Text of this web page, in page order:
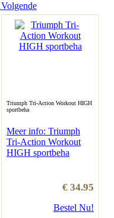
Volgende
Triumph Tri-Action Workout HIGH
sportbeha
Meer info: Triumph
Tri-Action Workout
HIGH sportbeha
€ 34.95
Bestel Nu!